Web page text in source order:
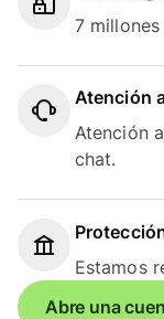
7
Atención
Atención
chat.
Estamos
Abre una